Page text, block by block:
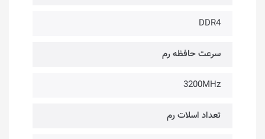
DDR4
سرعت حافظه رم
3200MHz
تعداد اسلات رم